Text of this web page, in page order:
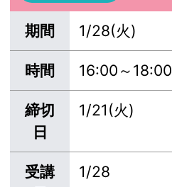
期間 1/28(火)
時間 16:00～18:00
締切
日
1/21(火)
受講
1/28